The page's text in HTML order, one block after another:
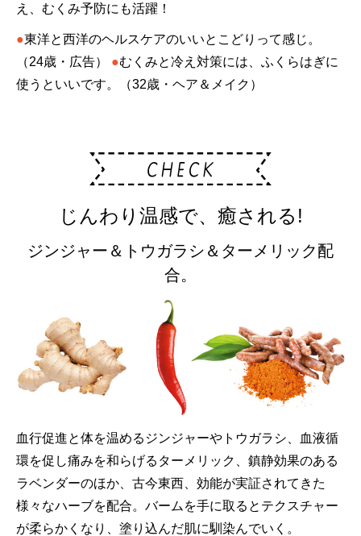
え、むくみ予防にも活躍！
●東洋と西洋のヘルスケアのいいとこどりって感じ。
（24歳・広告）
●むくみと冷え対策には、ふくらはぎに
使うといいです。（32歳・ヘア＆メイク）
じんわり温感で、癒される!
ジンジャー＆トウガラシ＆ターメリック配
合。
血行促進と体を温めるジンジャーやトウガラシ、血液循
環を促し痛みを和らげるターメリック、鎮静効果のある
ラベンダーのほか、古今東西、効能が実証されてきた
様々なハーブを配合。バームを手に取るとテクスチャー
が柔らかくなり、塗り込んだ肌に馴染んでいく。